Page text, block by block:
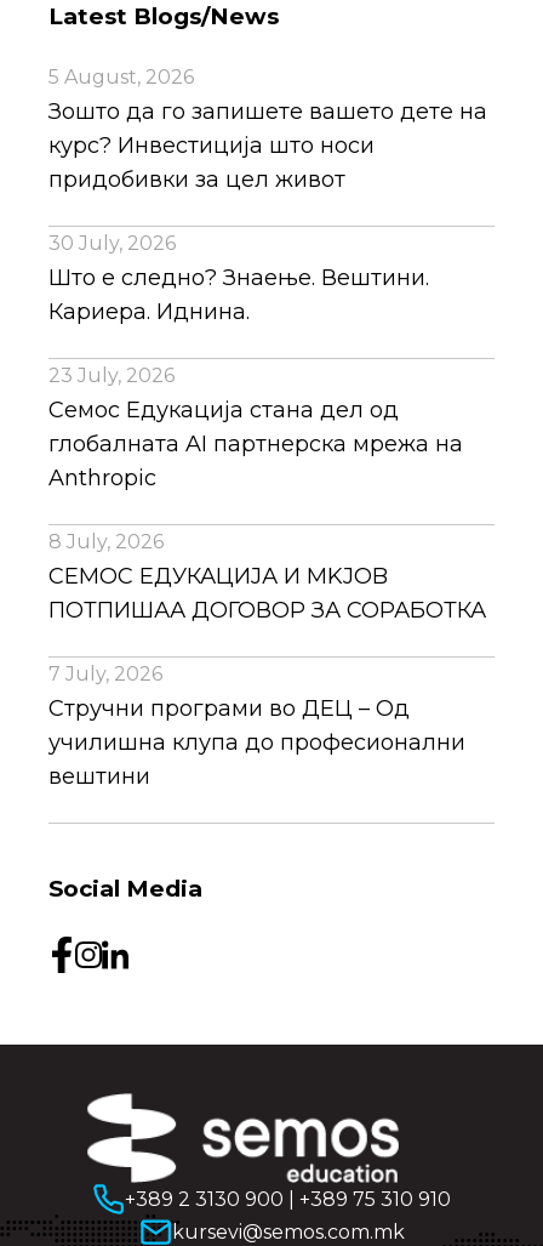
Latest Blogs/News
5 August, 2026
Зошто да го запишете вашето дете на
курс? Инвестиција што носи
придобивки за цел живот
30 July, 2026
Што е следно? Знаење. Вештини.
Кариера. Иднина.
23 July, 2026
Семос Едукација стана дел од
глобалната AI партнерска мрежа на
Anthropic
8 July, 2026
СЕМОС ЕДУКАЦИЈА И MKJOB
ПОТПИШАА ДОГОВОР ЗА СОРАБОТКА
7 July, 2026
Стручни програми во ДЕЦ – Од
училишна клупа до професионални
вештини
Social Media
+389 2 3130 900
+389 75 310 910
kursevi@semos.com.mk